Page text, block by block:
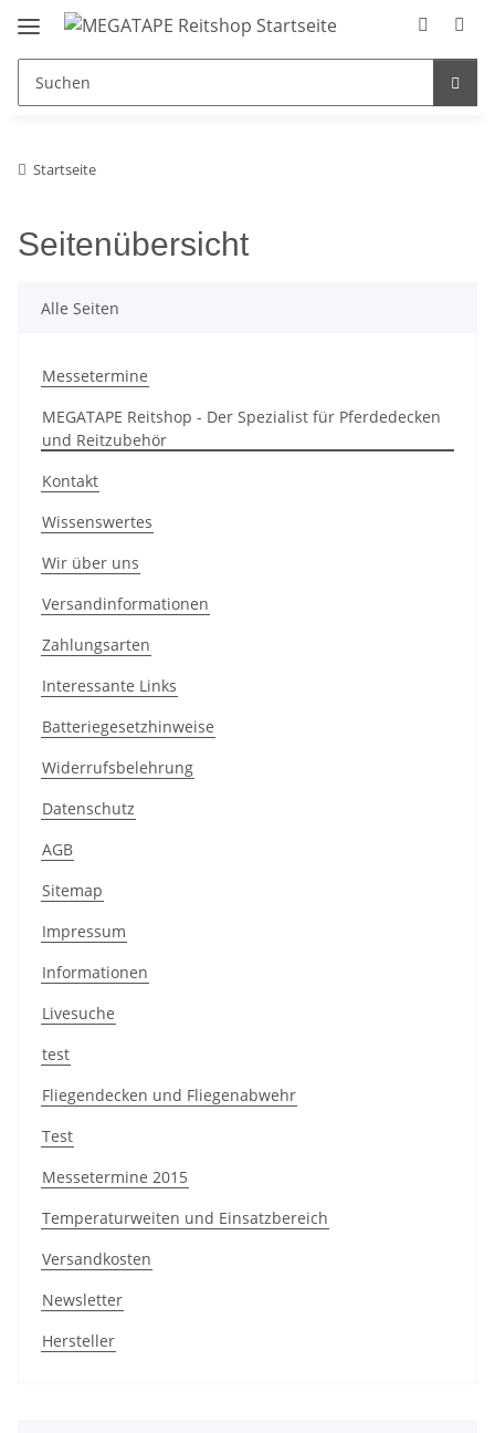
Startseite
Seitenübersicht
Alle Seiten
Messetermine
MEGATAPE Reitshop - Der Spezialist für Pferdedecken
und Reitzubehör
Kontakt
Wissenswertes
Wir über uns
Versandinformationen
Zahlungsarten
Interessante Links
Batteriegesetzhinweise
Widerrufsbelehrung
Datenschutz
AGB
Sitemap
Impressum
Informationen
Livesuche
test
Fliegendecken und Fliegenabwehr
Test
Messetermine 2015
Temperaturweiten und Einsatzbereich
Versandkosten
Newsletter
Hersteller